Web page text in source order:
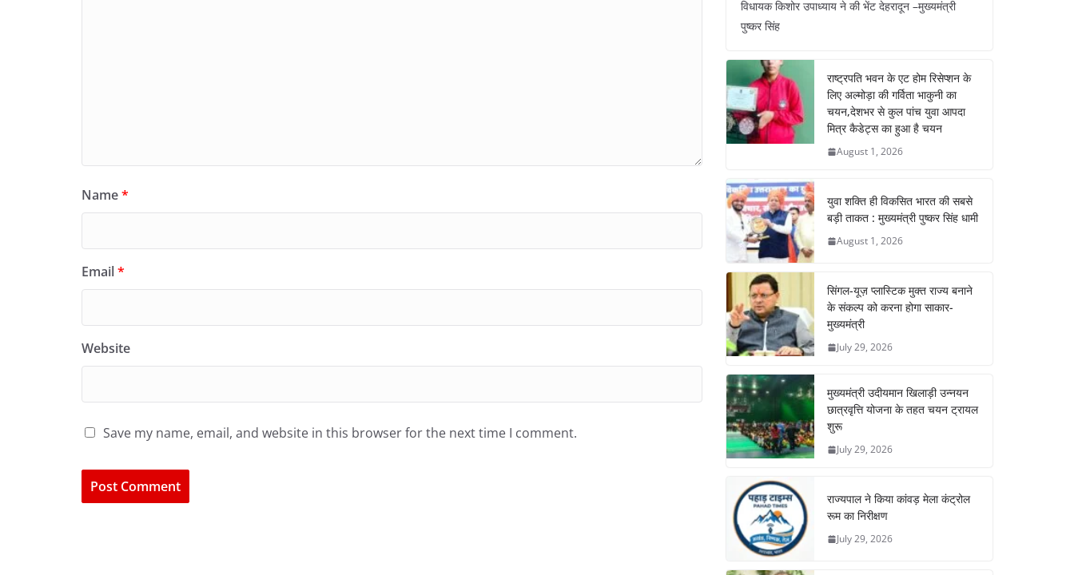
Name*
Email*
Website
Save my name, email, and website in this browser for the next time I comment.
e
o
o
k
p
gr
m n
विधायक किशोर उपाध्याय ने की भेंट देहरादून –मुख्यमंत्री
पुष्कर सिंह
राष्ट्रपति भवन के एट होम रिसेप्शन के
लिए अल्मोड़ा की गर्विता भाकुनी का
चयन,देशभर से कुल पांच युवा आपदा
मित्र कैडेट्स का हुआ है चयन
August 1, 2026
युवा शक्ति ही विकसित भारत की सबसे
बड़ी ताकत : मुख्यमंत्री पुष्कर सिंह धामी
August 1, 2026
सिंगल-यूज़ प्लास्टिक मुक्त राज्य बनाने
के संकल्प को करना होगा साकार-
मुख्यमंत्री
July 29, 2026
मुख्यमंत्री उदीयमान खिलाड़ी उन्नयन
छात्रवृत्ति योजना के तहत चयन ट्रायल
शुरू
July 29, 2026
राज्यपाल ने किया कांवड़ मेला कंट्रोल
रूम का निरीक्षण
July 29, 2026